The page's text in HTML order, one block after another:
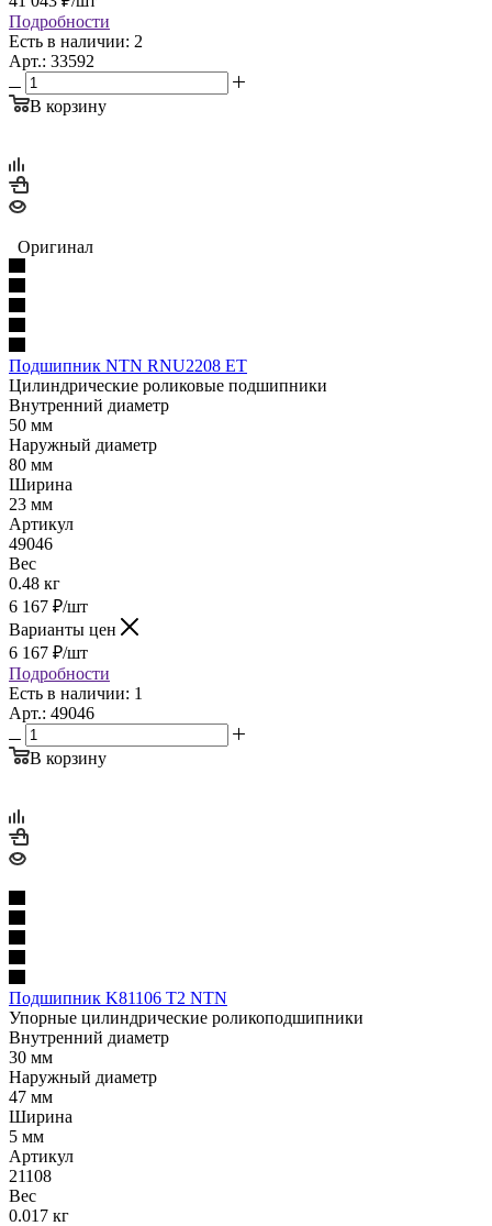
Подробности
Есть в наличии: 2
Арт.: 33592
В корзину
Оригинал
Подшипник NTN RNU2208 ET
Цилиндрические роликовые подшипники
Внутренний диаметр
50 мм
Наружный диаметр
80 мм
Ширина
23 мм
Артикул
49046
Вес
0.48 кг
6 167 ₽/шт
Варианты цен
6 167 ₽/шт
Подробности
Есть в наличии: 1
Арт.: 49046
В корзину
Подшипник K81106 T2 NTN
Упорные цилиндрические роликоподшипники
Внутренний диаметр
30 мм
Наружный диаметр
47 мм
Ширина
5 мм
Артикул
21108
Вес
0.017 кг